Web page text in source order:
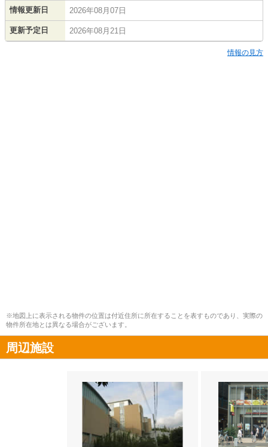
情報更新日 2026年08月07日
更新予定日 2026年08月21日
情報の見方
※地図上に表示される物件の位置は付近住所に所在することを表すものであり、実際の
物件所在地とは異なる場合がございます。
周辺施設